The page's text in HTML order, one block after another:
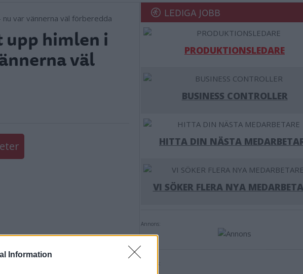
Information
himlen i
väl
LEDIGA JOBB
PRODUKTIONSLEDARE
BUSINESS CONTROLLER
HITTA DIN NÄSTA
VI SÖKER FLERA NYA
Annons:
Annons: